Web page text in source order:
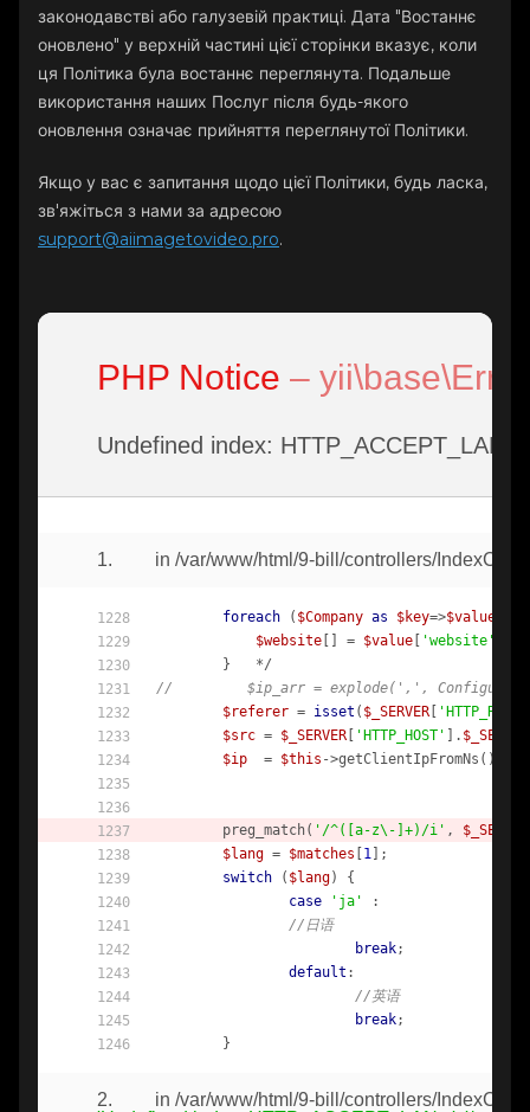
законодавстві або галузевій практиці. Дата "Востаннє
оновлено" у верхній частині цієї сторінки вказує, коли
ця Політика була востаннє переглянута. Подальше
використання наших Послуг після будь-якого
оновлення означає прийняття переглянутої Політики.
Якщо у вас є запитання щодо цієї Політики, будь ласка,
зв'яжіться з нами за адресою
support@aiimagetovideo.pro.